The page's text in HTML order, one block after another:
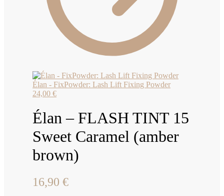
Élan - FixPowder: Lash Lift Fixing Powder
24,00 €
Élan – FLASH TINT 15
Sweet Caramel (amber
brown)
16,90 €